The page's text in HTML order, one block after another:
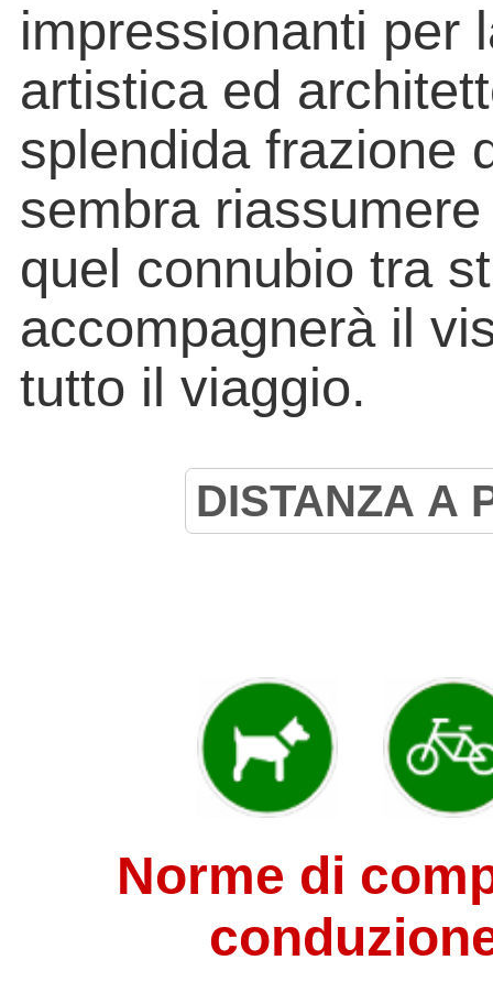
impressionanti per
artistica ed
splendida frazione
sembra
quel connubio tra
accompagnerà il
tutto il viaggio.
Norme di